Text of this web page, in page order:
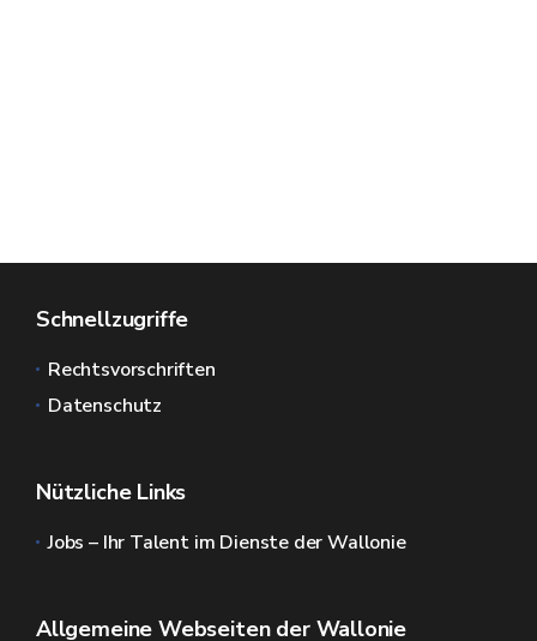
Schnellzugriffe
Rechtsvorschriften
Datenschutz
Nützliche Links
Jobs – Ihr Talent im Dienste der Wallonie
Allgemeine Webseiten der Wallonie